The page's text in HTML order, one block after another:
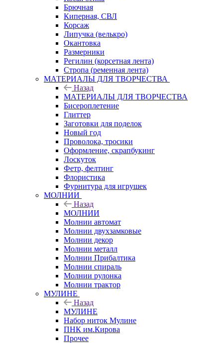
Брючная
Киперная, СВЛ
Корсаж
Липучка (велькро)
Окантовка
Размерники
Регилин (корсетная лента)
Стропа (ременная лента)
МАТЕРИАЛЫ ДЛЯ ТВОРЧЕСТВА
Назад
МАТЕРИАЛЫ ДЛЯ ТВОРЧЕСТВА
Бисероплетение
Глиттер
Заготовки для поделок
Новый год
Проволока, тросики
Оформление, скрапбукинг
Лоскуток
Фетр, фелтинг
Флористика
Фурнитура для игрушек
МОЛНИИ
Назад
МОЛНИИ
Молнии автомат
Молнии двухзамковые
Молнии декор
Молнии металл
Молнии Прибалтика
Молнии спираль
Молнии рулонка
Молнии трактор
МУЛИНЕ
Назад
МУЛИНЕ
Набор ниток Мулине
ПНК им.Кирова
Прочее